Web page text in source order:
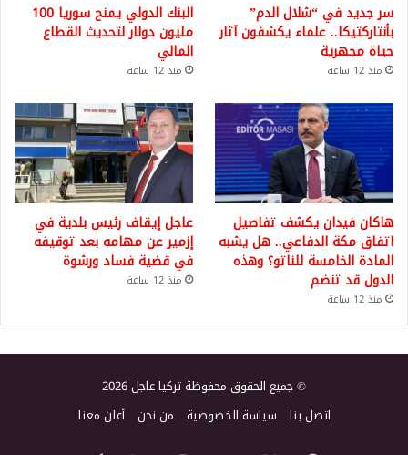
سر جديد في “شلال الدم”
بأنتاركتيكا.. علماء يكشفون آثار
حياة مجهرية
منذ 12 ساعة
البنك الدولي يمنح سوريا 100
مليون دولار لتحديث القطاع
المالي
منذ 12 ساعة
هاكان فيدان يكشف تفاصيل
اتفاق مكة الدفاعي.. هل يشبه
المادة الخامسة للناتو؟ وهذه
الدول قد تنضم
منذ 12 ساعة
عاجل إيقاف رئيس بلدية في
إزمير عن مهامه بعد توقيفه
في قضية فساد ورشوة
منذ 12 ساعة
© جميع الحقوق محفوظة تركيا عاجل 2026
اتصل بنا سياسة الخصوصية من نحن أعلن معنا